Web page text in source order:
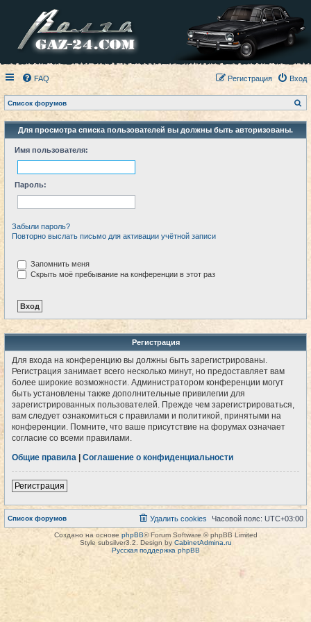
FAQ Вход
Регистрация
Список форумов
о
с
Для просмотра списка пользователей вы должны быть авторизованы.
Имя пользователя:
Пароль:
Забыли пароль?
Повторно выслать письмо для активации учётной записи
Запомнить меня
Скрыть моё пребывание на конференции в этот раз
Регистрация
Для входа на конференцию вы должны быть зарегистрированы.
Регистрация занимает всего несколько минут, но предоставляет вам
более широкие возможности. Администратором конференции могут
быть установлены также дополнительные привилегии для
зарегистрированных пользователей. Прежде чем зарегистрироваться,
вам следует ознакомиться с правилами и политикой, принятыми на
конференции. Помните, что ваше присутствие на форумах означает
согласие со всеми правилами.
Общие правила
Соглашение о конфиденциальности
Регистрация
Список форумов Часовой пояс: UTC+03:00
Удалить cookies
Создано на основе phpBB® Forum Software © phpBB Limited
Style subsilver3.2. Design by CabinetAdmina.ru
Русская поддержка phpBB